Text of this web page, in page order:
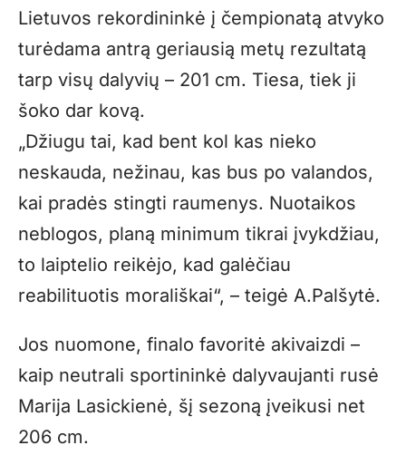
Lietuvos rekordininkė į čempionatą atvyko
turėdama antrą geriausią metų rezultatą
tarp visų dalyvių – 201 cm. Tiesa, tiek ji
šoko dar kovą.
„Džiugu tai, kad bent kol kas nieko
neskauda, nežinau, kas bus po valandos,
kai pradės stingti raumenys. Nuotaikos
neblogos, planą minimum tikrai įvykdžiau,
to laiptelio reikėjo, kad galėčiau
reabilituotis morališkai“, – teigė A.Palšytė.
Jos nuomone, finalo favoritė akivaizdi –
kaip neutrali sportininkė dalyvaujanti rusė
Marija Lasickienė, šį sezoną įveikusi net
206 cm.